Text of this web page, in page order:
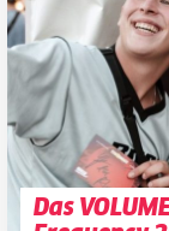
Das